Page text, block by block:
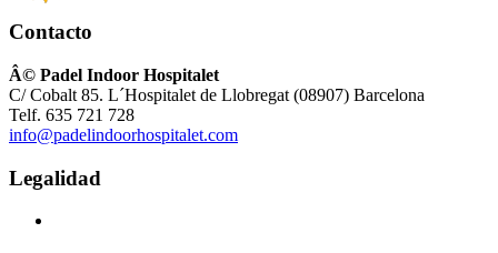
Contacto
Â© Padel Indoor Hospitalet
C/ Cobalt 85. L´Hospitalet de Llobregat (08907) Barcelona
Telf. 635 721 728
info@padelindoorhospitalet.com
Legalidad